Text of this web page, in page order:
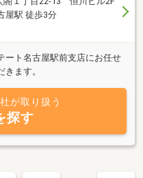
屋駅 徒歩3分
ート名古屋駅前支店にお任せ
ます。
が取り扱う
探す